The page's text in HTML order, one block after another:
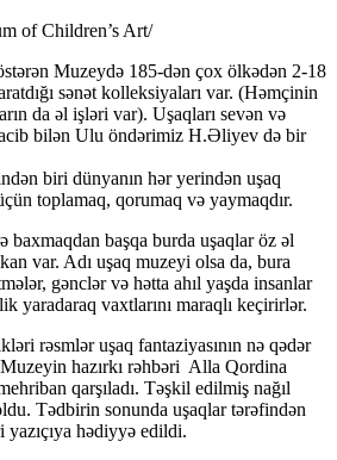
of Children’s Art/
Muzeydə 185-dən çox ölkədən 2-18
sənət kolleksiyaları var. (Həmçinin
da əl işləri var). Uşaqları sevən və
bilən Ulu öndərimiz H.Əliyev də bir
biri dünyanın hər yerindən uşaq
toplamaq, qorumaq və yaymaqdır.
baxmaqdan başqa burda uşaqlar öz əl
var. Adı uşaq muzeyi olsa da, bura
gənclər və hətta ahıl yaşda insanlar
yaradaraq vaxtlarını maraqlı keçirirlər.
rəsmlər uşaq fantaziyasının nə qədər
hazırkı rəhbəri Alla Qordina
qarşıladı. Təşkil edilmiş nağıl
Tədbirin sonunda uşaqlar tərəfindən
hədiyyə edildi.